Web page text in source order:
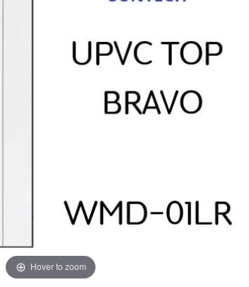
Hover to zoom